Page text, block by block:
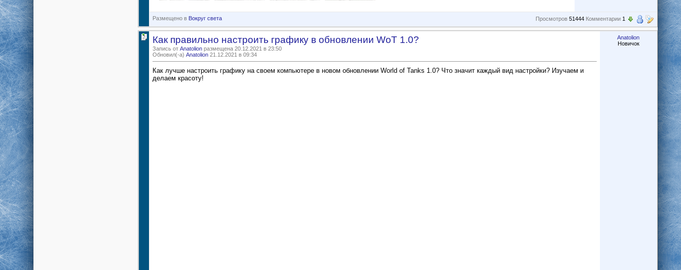
Размещено в Вокруг света Просмотров 51444 Комментарии 1
Как правильно настроить графику в обновлении WoT 1.0?
Запись от Anatolion размещена 20.12.2021 в 23:50
Обновил(-а) Anatolion 21.12.2021 в 09:34
Как лучше настроить графику на своем компьютере в новом обновлении World of Tanks 1.0? Что значит каждый вид настройки? Изучаем и
делаем красоту!
Anatolion
Новичок